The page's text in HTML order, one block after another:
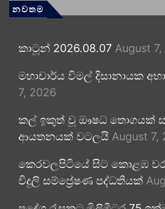
නවතම
කාටූන් 2026.08.07 August
මහාචාර්ය විමල් දිසානායක
7, 2026
කල් ඉකුත් වූ ඖෂධ තොගයක්
ආයතනයක් වටලයි August 7,
කෙරවලපිටියේ සිට කොළඹ
විදුලි සම්ප්‍රේෂණ පද්ධතියක්